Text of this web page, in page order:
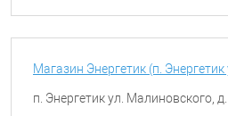
Магазин Энергетик (п.
п. Энергетик ул. Малиновского,